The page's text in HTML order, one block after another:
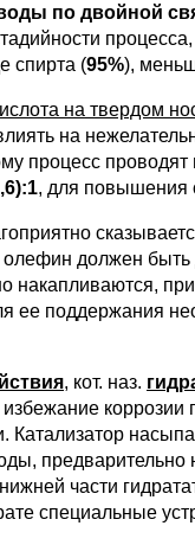
по двойной
спирта (95%),
на твердом
на
процесс проводят
, для повышения
должен
поддержания
, кот. наз.
предварительно
части
специальные